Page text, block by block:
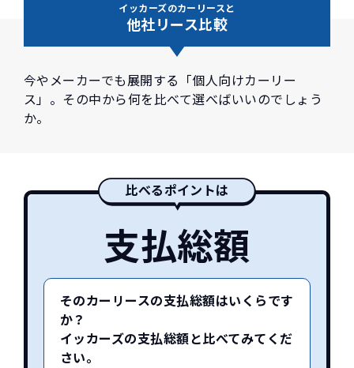
イッカーズのカーリースと
他社リース比較
今やメーカーでも展開する「個人向けカーリー
ス」。その中から何を比べて選べばいいのでしょう
か。
比べるポイントは
支払総額
そのカーリースの支払総額はいくらです
か？
イッカーズの支払総額と比べてみてくだ
さい。